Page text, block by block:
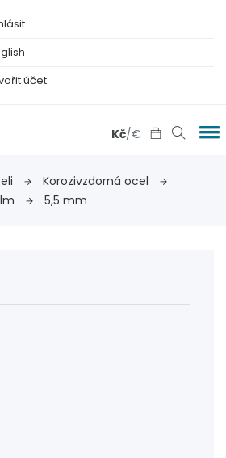
účet
Kč/€
Korozivzdorná ocel
5,5 mm